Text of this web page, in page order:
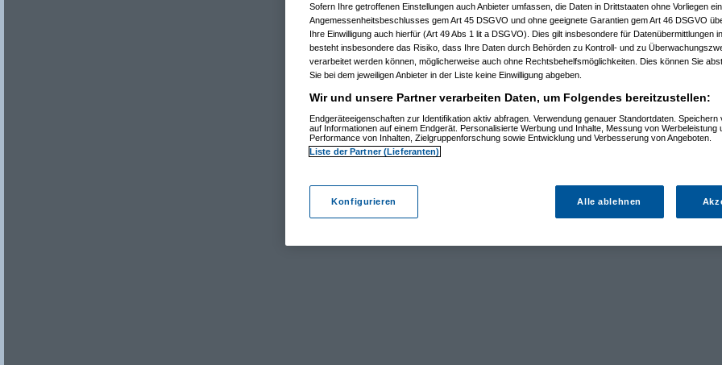
Sofern Ihre getroffenen Einstellungen auch Anbieter umfassen, die Daten in Drittstaaten ohne Vorliegen
Angemessenheitsbeschlusses gem Art 45 DSGVO und ohne geeignete Garantien gem Art 46 DSGVO
Ihre Einwilligung auch hierfür (Art 49 Abs 1 lit a DSGVO). Dies gilt insbesondere für Datenübermittlungen
besteht insbesondere das Risiko, dass Ihre Daten durch Behörden zu Kontroll- und zu
verarbeitet werden können, möglicherweise auch ohne Rechtsbehelfsmöglichkeiten. Dies können Sie
Sie bei dem jeweiligen Anbieter in der Liste keine Einwilligung abgeben.
Wir und unsere Partner verarbeiten Daten, um Folgendes bereitzustellen:
Endgeräteeigenschaften zur Identifikation aktiv abfragen. Verwendung genauer Standortdaten. Speichern
auf Informationen auf einem Endgerät. Personalisierte Werbung und Inhalte, Messung von Werbeleistung
Performance von Inhalten, Zielgruppenforschung sowie Entwicklung und Verbesserung von Angeboten.
Liste der Partner (Lieferanten)
Konfigurieren Alle ablehnen